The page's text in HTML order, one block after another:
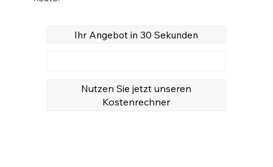
Ihr Angebot in 30 Sekunden
Nutzen Sie jetzt unseren
Kostenrechner